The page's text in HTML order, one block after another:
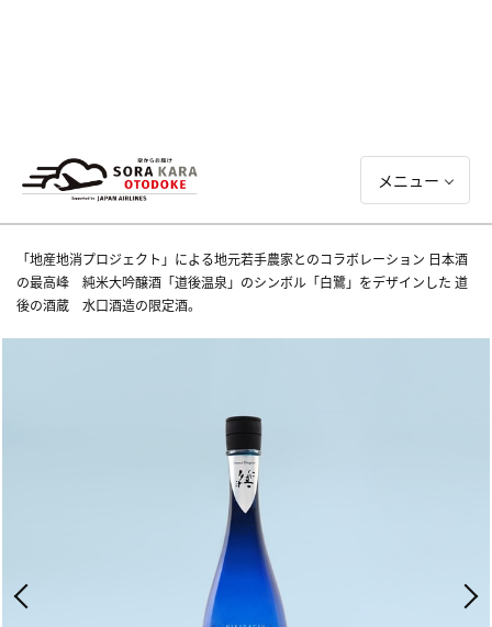
メニュー
「地産地消プロジェクト」による地元若手農家とのコラボレーション 日本酒
の最高峰 純米大吟醸酒「道後温泉」のシンボル「白鷺」をデザインした 道
後の酒蔵 水口酒造の限定酒。